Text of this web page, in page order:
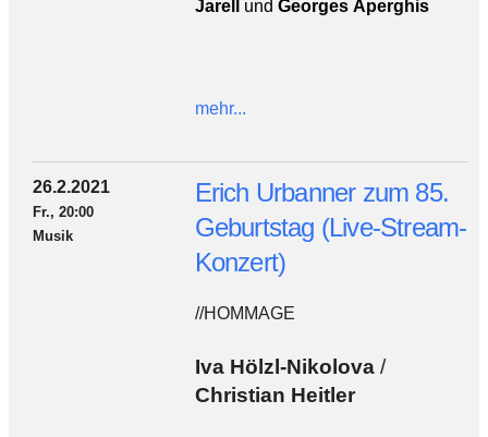
Jarell und Georges Aperghis
mehr...
26.2.2021
Fr., 20:00
Musik
Erich Urbanner zum 85.
Geburtstag (Live-Stream-
Konzert)
//HOMMAGE
Iva Hölzl-Nikolova/
Christian Heitler